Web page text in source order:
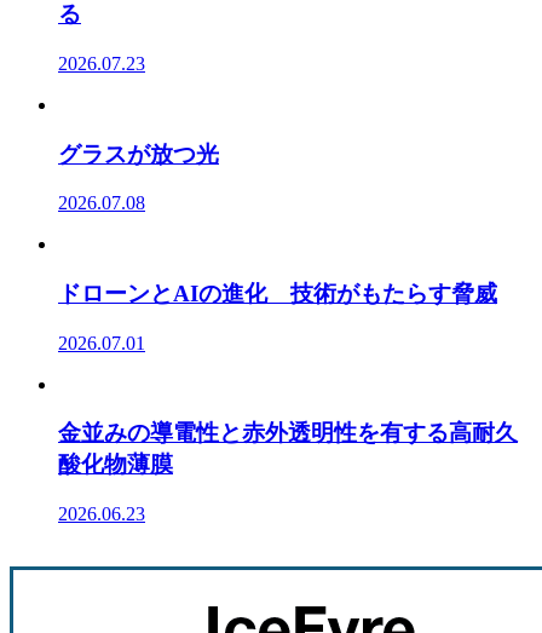
る
2026.07.23
グラスが放つ光
2026.07.08
ドローンとAIの進化 技術がもたらす脅威
2026.07.01
金並みの導電性と赤外透明性を有する高耐久
酸化物薄膜
2026.06.23